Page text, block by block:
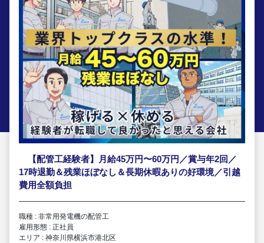
【配管工経験者】月給45万円〜60万円／賞与年2回／
17時退勤＆残業ほぼなし＆長期休暇ありの好環境／引越
費用全額負担
職種 : 非常用発電機の配管工
雇用形態 : 正社員
エリア : 神奈川県横浜市港北区